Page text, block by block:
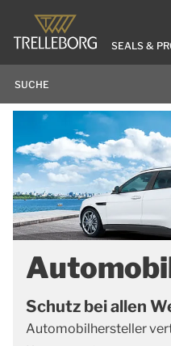
SEALS &
Schutz bei allen
Automobilhersteller